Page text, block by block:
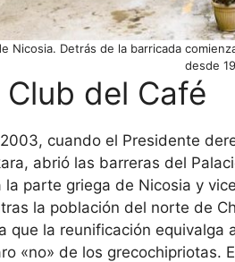
Nicosia. Detrás de la barricada
desde
del Café
cuando el Presidente
abrió las barreras del
parte griega de Nicosia y
la población del norte de
que la reunificación
«no» de los